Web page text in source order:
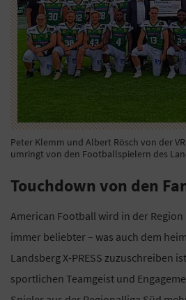
Peter Klemm und Albert Rösch von der
umringt von den Footballspielern des
Touchdown von den
American Football wird in der
immer beliebter – was auch dem
Landsberg X-PRESS zuzuschreiben
sportlichen Teamgeist und